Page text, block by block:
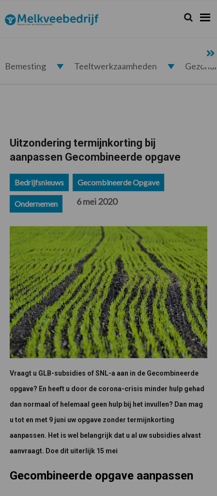
de
hoofdnavigatie
de
hoofd
de
eerste
de
voettekst
Melkveebedrijf.nl Zoeken...
Zoek
Bemesting Teeltwerkzaamheden
Uitzondering termijnkorting bij
aanpassen Gecombineerde opgave
Bedrijfsnieuws Gecombineerde Opgave
Ondernemen 6 mei 2020
Vraagt u GLB-subsidies of SNL-a aan in de Gecombineerde
opgave? En heeft u door de corona-crisis minder hulp gehad
dan normaal of helemaal geen hulp bij het invullen? Dan mag
u tot en met 9 juni uw opgave zonder termijnkorting
aanpassen. Het is wel belangrijk dat u al uw subsidies alvast
aanvraagt. Doe dit uiterlijk 15 mei
Gecombineerde opgave aanpassen